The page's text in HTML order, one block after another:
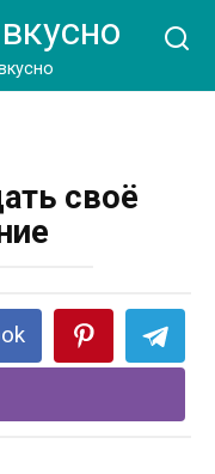
своё